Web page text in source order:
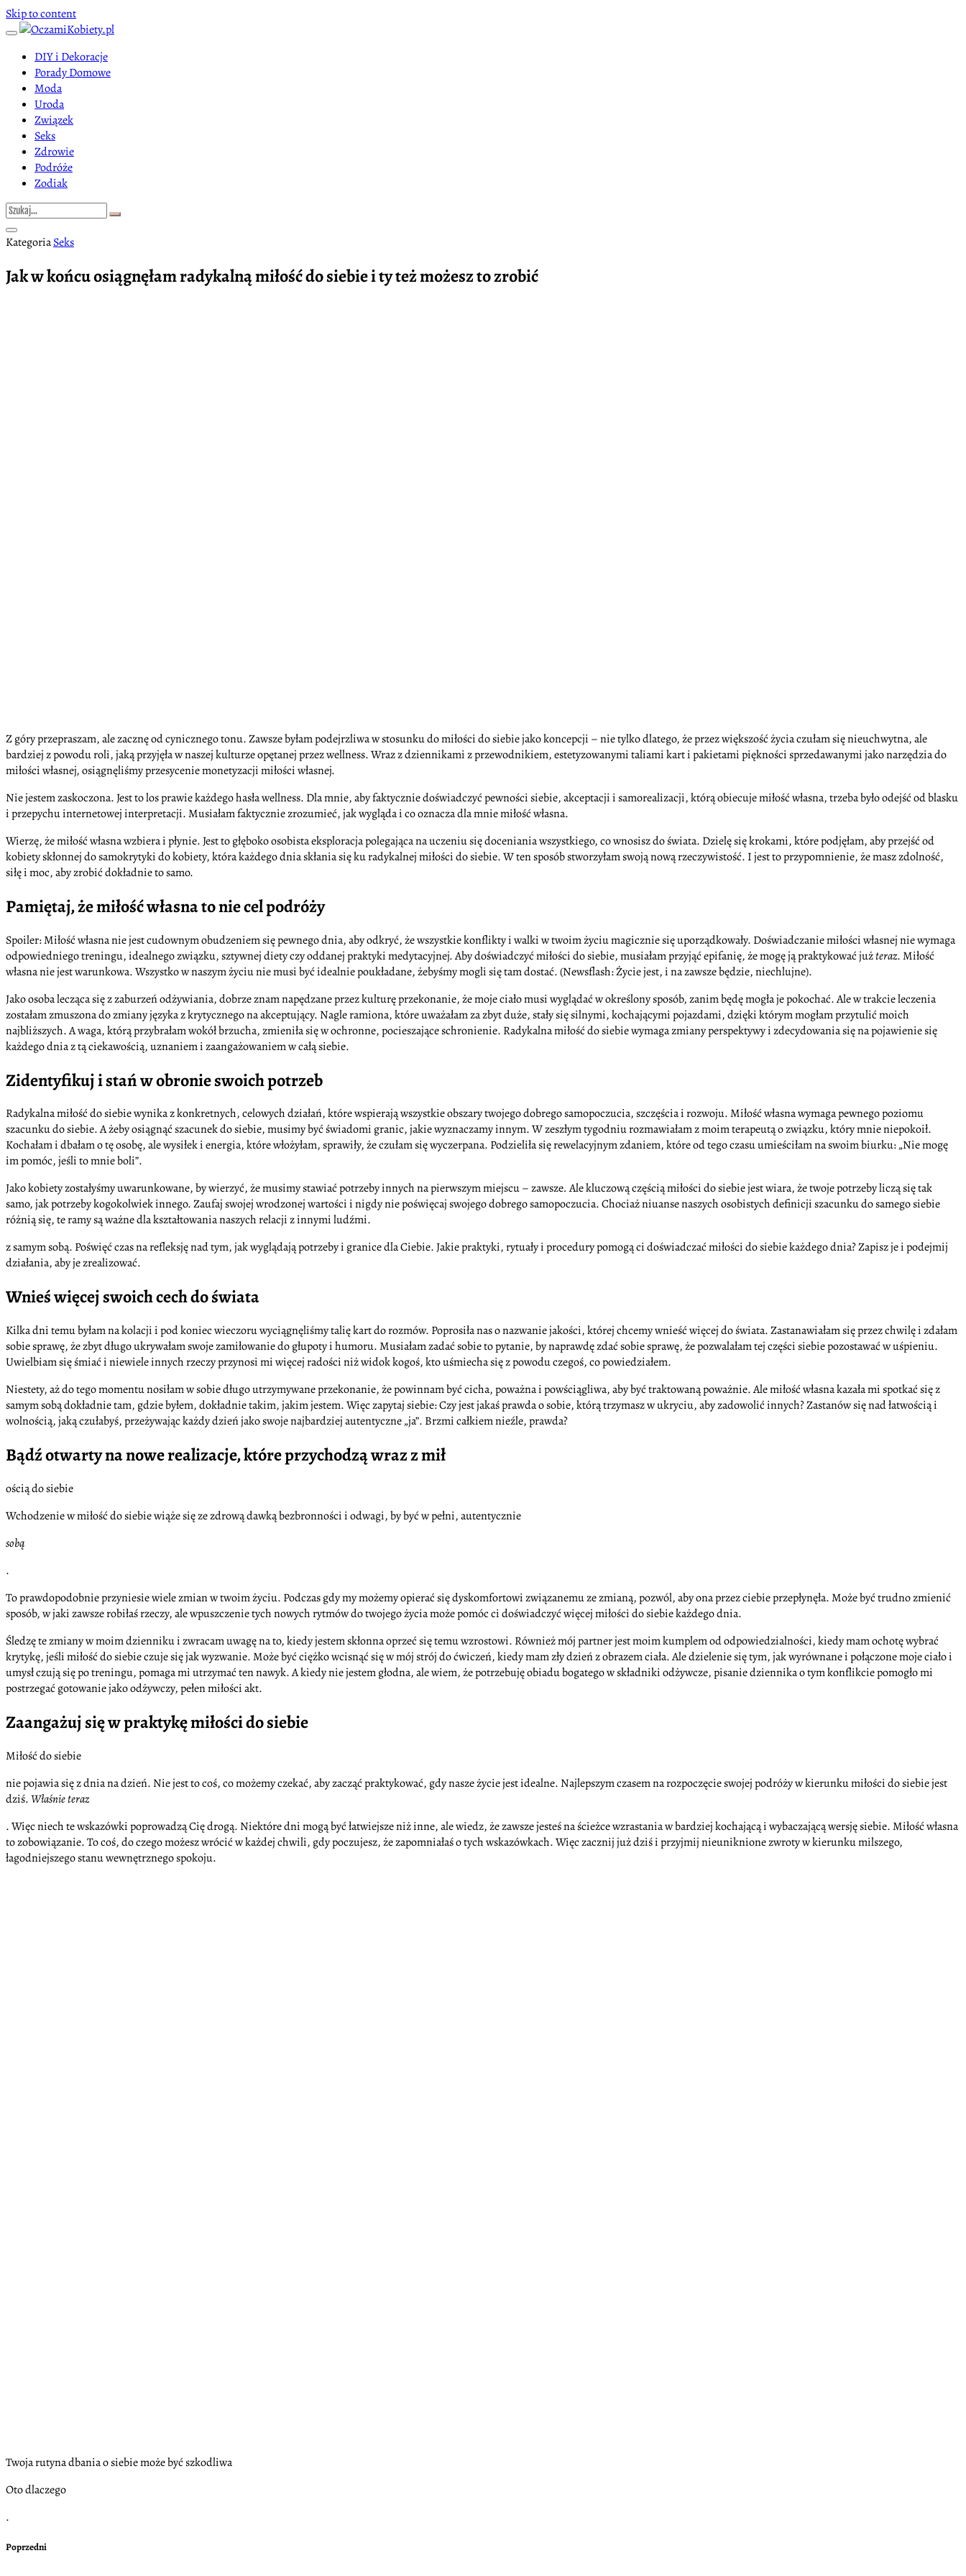
Skip to content
DIY i Dekoracje
Porady Domowe
Moda
Uroda
Związek
Seks
Zdrowie
Podróże
Zodiak
KategoriaSeks
Jak w końcu osiągnęłam radykalną miłość do siebie i ty też możesz to zrobić
Z góry przepraszam, ale zacznę od cynicznego tonu. Zawsze byłam podejrzliwa w stosunku do miłości do siebie jako koncepcji – nie tylko dlatego, że przez większość życia czułam się nieuchwytna, ale
bardziej z powodu roli, jaką przyjęła w naszej kulturze opętanej przez wellness. Wraz z dziennikami z przewodnikiem, estetyzowanymi taliami kart i pakietami piękności sprzedawanymi jako narzędzia do
miłości własnej, osiągnęliśmy przesycenie monetyzacji miłości własnej.
Nie jestem zaskoczona. Jest to los prawie każdego hasła wellness. Dla mnie, aby faktycznie doświadczyć pewności siebie, akceptacji i samorealizacji, którą obiecuje miłość własna, trzeba było odejść od blasku
i przepychu internetowej interpretacji. Musiałam faktycznie zrozumieć, jak wygląda i co oznacza dla mnie miłość własna.
Wierzę, że miłość własna wzbiera i płynie. Jest to głęboko osobista eksploracja polegająca na uczeniu się doceniania wszystkiego, co wnosisz do świata. Dzielę się krokami, które podjęłam, aby przejść od
kobiety skłonnej do samokrytyki do kobiety, która każdego dnia skłania się ku radykalnej miłości do siebie. W ten sposób stworzyłam swoją nową rzeczywistość. I jest to przypomnienie, że masz zdolność,
siłę i moc, aby zrobić dokładnie to samo.
Pamiętaj, że miłość własna to nie cel podróży
Spoiler: Miłość własna nie jest cudownym obudzeniem się pewnego dnia, aby odkryć, że wszystkie konflikty i walki w twoim życiu magicznie się uporządkowały. Doświadczanie miłości własnej nie wymaga
odpowiedniego treningu, idealnego związku, sztywnej diety czy oddanej praktyki medytacyjnej. Aby doświadczyć miłości do siebie, musiałam przyjąć epifanię, że mogę ją praktykować jużteraz. Miłość
własna nie jest warunkowa. Wszystko w naszym życiu nie musi być idealnie poukładane, żebyśmy mogli się tam dostać. (Newsflash: Życie jest, i na zawsze będzie, niechlujne).
Jako osoba lecząca się z zaburzeń odżywiania, dobrze znam napędzane przez kulturę przekonanie, że moje ciało musi wyglądać w określony sposób, zanim będę mogła je pokochać. Ale w trakcie leczenia
zostałam zmuszona do zmiany języka z krytycznego na akceptujący. Nagle ramiona, które uważałam za zbyt duże, stały się silnymi, kochającymi pojazdami, dzięki którym mogłam przytulić moich
najbliższych. A waga, którą przybrałam wokół brzucha, zmieniła się w ochronne, pocieszające schronienie. Radykalna miłość do siebie wymaga zmiany perspektywy i zdecydowania się na pojawienie się
każdego dnia z tą ciekawością, uznaniem i zaangażowaniem w całą siebie.
Zidentyfikuj i stań w obronie swoich potrzeb
Radykalna miłość do siebie wynika z konkretnych, celowych działań, które wspierają wszystkie obszary twojego dobrego samopoczucia, szczęścia i rozwoju. Miłość własna wymaga pewnego poziomu
szacunku do siebie. A żeby osiągnąć szacunek do siebie, musimy być świadomi granic, jakie wyznaczamy innym. W zeszłym tygodniu rozmawiałam z moim terapeutą o związku, który mnie niepokoił.
Kochałam i dbałam o tę osobę, ale wysiłek i energia, które włożyłam, sprawiły, że czułam się wyczerpana. Podzieliła się rewelacyjnym zdaniem, które od tego czasu umieściłam na swoim biurku: „Nie mogę
im pomóc, jeśli to mnie boli”.
Jako kobiety zostałyśmy uwarunkowane, by wierzyć, że musimy stawiać potrzeby innych na pierwszym miejscu – zawsze.Ale kluczową częścią miłości do siebie jest wiara, że twoje potrzeby liczą się tak
samo, jak potrzeby kogokolwiek innego. Zaufaj swojej wrodzonej wartości i nigdy nie poświęcaj swojego dobrego samopoczucia. Chociaż niuanse naszych osobistych definicji szacunku do samego siebie
różnią się, te ramy są ważne dla kształtowania naszych relacji z innymi ludźmi.
z samym sobą. Poświęć czas na refleksję nad tym, jak wyglądają potrzeby i granice dla Ciebie. Jakie praktyki, rytuały i procedury pomogą ci doświadczać miłości do siebie każdego dnia? Zapisz je i podejmij
działania, aby je zrealizować.
Wnieś więcej swoich cech do świata
Kilka dni temu byłam na kolacji i pod koniec wieczoru wyciągnęliśmy talię kart do rozmów. Poprosiła nas o nazwanie jakości, której chcemy wnieść więcej do świata. Zastanawiałam się przez chwilę i zdałam
sobie sprawę, że zbyt długo ukrywałam swoje zamiłowanie do głupoty i humoru. Musiałam zadać sobie to pytanie, by naprawdę zdać sobie sprawę, że pozwalałam tej części siebie pozostawać w uśpieniu.
Uwielbiam się śmiać i niewiele innych rzeczy przynosi mi więcej radości niż widok kogoś, kto uśmiecha się z powodu czegoś, co powiedziałem.
Niestety, aż do tego momentu nosiłam w sobie długo utrzymywane przekonanie, że powinnam być cicha, poważna i powściągliwa, aby być traktowaną poważnie. Ale miłość własna kazała mi spotkać się z
samym sobą dokładnie tam, gdzie byłem, dokładnie takim, jakim jestem. Więc zapytaj siebie: Czy jest jakaś prawda o sobie, którą trzymasz w ukryciu, aby zadowolić innych? Zastanów się nad łatwością i
wolnością, jaką czułabyś, przeżywając każdy dzień jako swoje najbardziej autentyczne „ja”. Brzmi całkiem nieźle, prawda?
Bądź otwarty na nowe realizacje, które przychodzą wraz z mił
ością do siebie
Wchodzenie w miłość do siebie wiąże się ze zdrową dawką bezbronności i odwagi, by być w pełni, autentycznie
sobą
.
To prawdopodobnie przyniesie wiele zmian w twoim życiu. Podczas gdy my możemy opierać się dyskomfortowi związanemu ze zmianą, pozwól, aby ona przez ciebie przepłynęła. Może być trudno zmienić
sposób, w jaki zawsze robiłaś rzeczy, ale wpuszczenie tych nowych rytmów do twojego życia może pomóc ci doświadczyć więcej miłości do siebie każdego dnia.
Śledzę te zmiany w moim dzienniku i zwracam uwagę na to, kiedy jestem skłonna oprzeć się temu wzrostowi. Również mój partner jest moim kumplem od odpowiedzialności, kiedy mam ochotę wybrać
krytykę, jeśli miłość do siebie czuje się jak wyzwanie. Może być ciężko wcisnąć się w mój strój do ćwiczeń, kiedy mam zły dzień z obrazem ciała. Ale dzielenie się tym, jak wyrównane i połączone moje ciało i
umysł czują się po treningu, pomaga mi utrzymać ten nawyk. A kiedy nie jestem głodna, ale wiem, że potrzebuję obiadu bogatego w składniki odżywcze, pisanie dziennika o tym konflikcie pomogło mi
postrzegać gotowanie jako odżywczy, pełen miłości akt.
Zaangażuj się w praktykę miłości do siebie
Miłość do siebie
nie pojawia się z dnia na dzień. Nie jest to coś, co możemy czekać, aby zacząć praktykować, gdy nasze życie jest idealne. Najlepszym czasem na rozpoczęcie swojej podróży w kierunku miłości do siebie jest
dziś.Właśnie teraz
. Więc niech te wskazówki poprowadzą Cię drogą. Niektóre dni mogą być łatwiejsze niż inne, ale wiedz, że zawsze jesteś na ścieżce wzrastania w bardziej kochającą i wybaczającą wersję siebie. Miłość własna
to zobowiązanie. To coś, do czego możesz wrócić w każdej chwili, gdy poczujesz, że zapomniałaś o tych wskazówkach. Więc zacznij już dziś i przyjmij nieuniknione zwroty w kierunku milszego,
łagodniejszego stanu wewnętrznego spokoju.
Twoja rutyna dbania o siebie może być szkodliwa
Oto dlaczego
.
Poprzedni